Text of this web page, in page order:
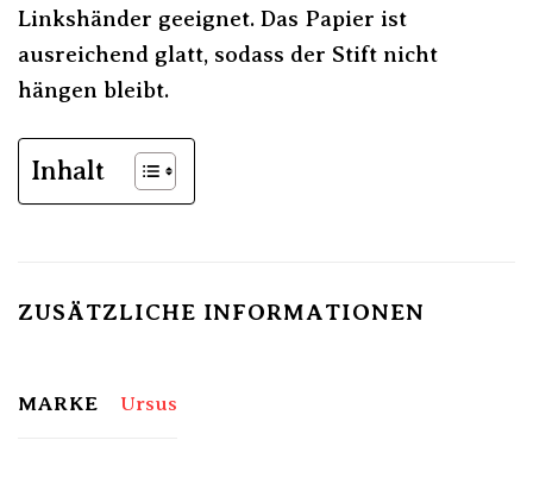
Linkshänder geeignet. Das Papier ist
ausreichend glatt, sodass der Stift nicht
hängen bleibt.
Inhalt
ZUSÄTZLICHE INFORMATIONEN
MARKE Ursus